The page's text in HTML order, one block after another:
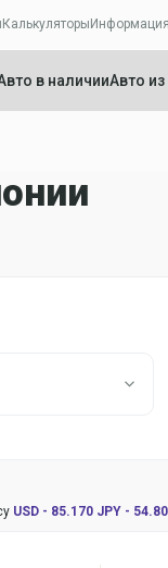
Калькуляторы Информация
в наличииАвто из
USD - 85.170 JPY -